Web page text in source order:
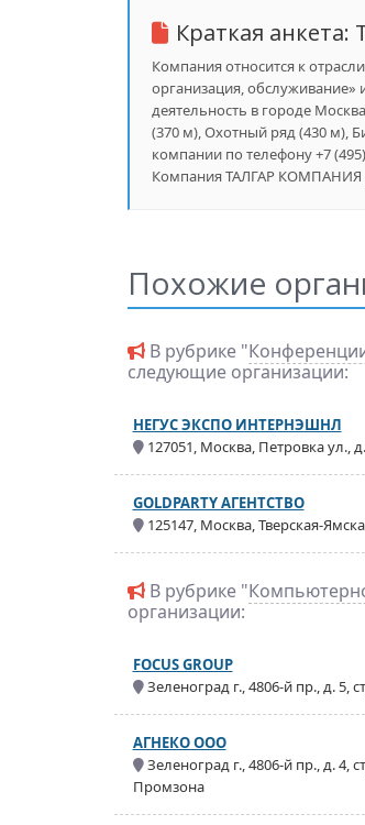
Краткая анкета:
Компания относится к
организация,
деятельность в городе
(370 м), Охотный ряд (430 м),
компании по телефону +7
Компания ТАЛГАР КОМПАНИЯ
Похожие
В рубрике "
следующие организации:
НЕГУС ЭКСПО ИНТЕРНЭШНЛ
127051, Москва, Петровка ул.,
GOLDPARTY АГЕНТСТВО
125147, Москва, Тверская-
В рубрике "
организации:
FOCUS GROUP
Зеленоград г., 4806-й пр., д. 5,
АГНЕКО ООО
Зеленоград г., 4806-й пр., д. 4,
Промзона